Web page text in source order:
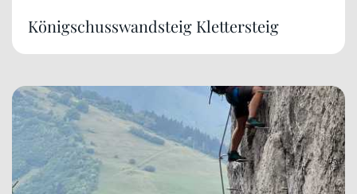
Königschusswandsteig Klettersteig